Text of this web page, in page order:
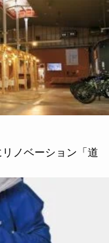
ノベーション「道